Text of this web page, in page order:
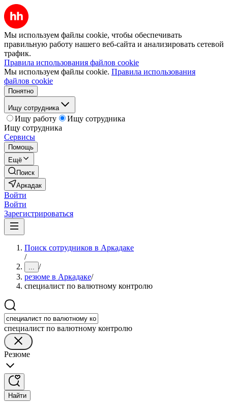
Мы используем файлы cookie, чтобы обеспечивать
правильную работу нашего веб-сайта и анализировать сетевой
трафик.
Правила использования файлов cookie
Мы используем файлы cookie. Правила использования
файлов cookie
Понятно
Ищу сотрудника
Ищу работу
Ищу сотрудника
Ищу сотрудника
Сервисы
Помощь
Ещё
Поиск
Аркадак
Войти
Войти
Зарегистрироваться
Поиск сотрудников в Аркадаке
/
... /
резюме в Аркадаке/
специалист по валютному контролю
специалист по валютному контролю
Резюме
Найти